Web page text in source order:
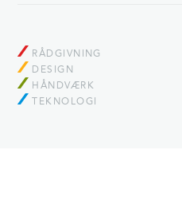
RÅDGIVNING
DESIGN
HÅNDVÆRK
TEKNOLOGI